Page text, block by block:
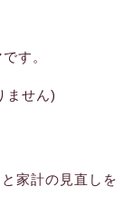
す。
ません)
家計の見直しを